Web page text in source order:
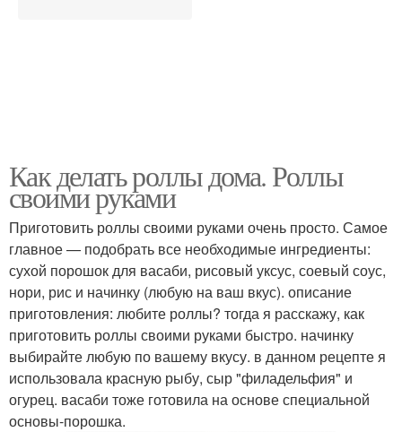
Как делать роллы дома. Роллы
своими руками
Приготовить роллы своими руками очень просто. Самое
главное — подобрать все необходимые ингредиенты:
сухой порошок для васаби, рисовый уксус, соевый соус,
нори, рис и начинку (любую на ваш вкус). описание
приготовления: любите роллы? тогда я расскажу, как
приготовить роллы своими руками быстро. начинку
выбирайте любую по вашему вкусу. в данном рецепте я
использовала красную рыбу, сыр "филадельфия" и
огурец. васаби тоже готовила на основе специальной
основы-порошка.